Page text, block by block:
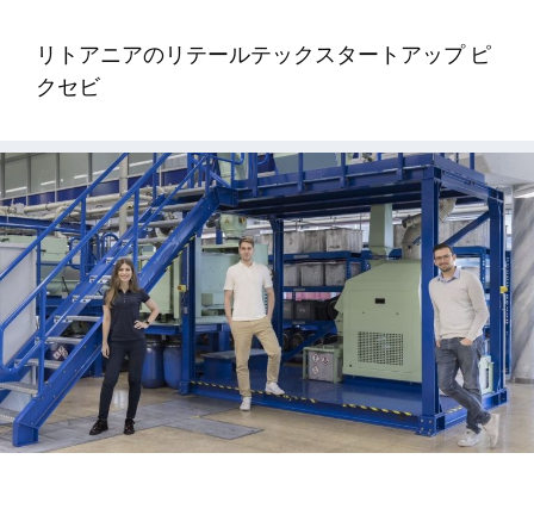
リトアニアのリテールテックスタートアップ ピ
クセビ